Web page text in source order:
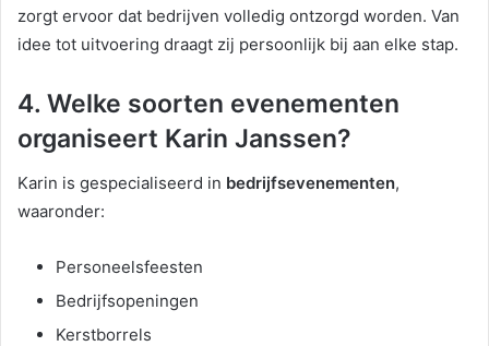
zorgt ervoor dat bedrijven volledig ontzorgd worden. Van
idee tot uitvoering draagt zij persoonlijk bij aan elke stap.
4. Welke soorten evenementen
organiseert Karin Janssen?
Karin is gespecialiseerd in bedrijfsevenementen,
waaronder:
Personeelsfeesten
Bedrijfsopeningen
Kerstborrels